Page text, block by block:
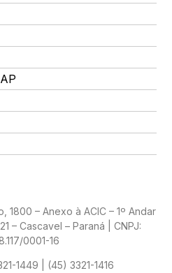
1800 – Anexo à ACIC – 1º Andar
– Cascavel – Paraná | CNPJ:
0001-16
1449 | (45) 3321-1416